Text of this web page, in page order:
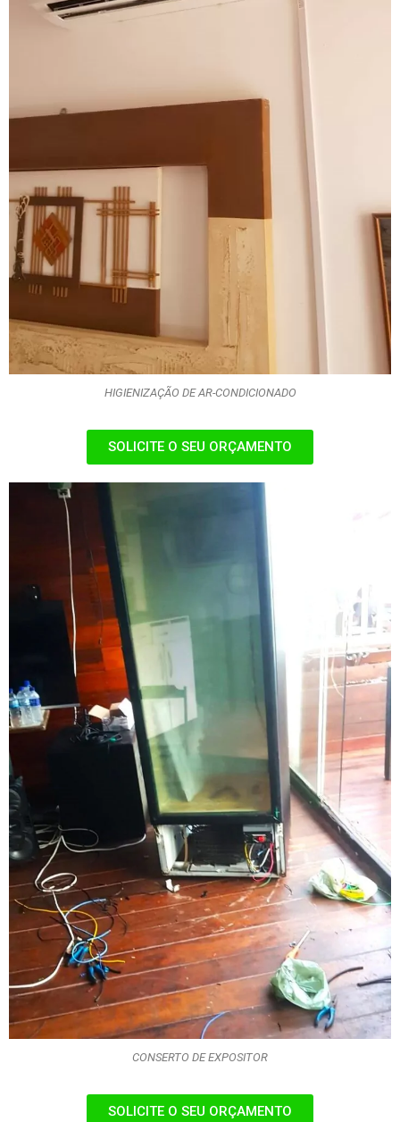
HIGIENIZAÇÃO DE AR-CONDICIONADO
SOLICITE O SEU ORÇAMENTO
CONSERTO DE EXPOSITOR
SOLICITE O SEU ORÇAMENTO